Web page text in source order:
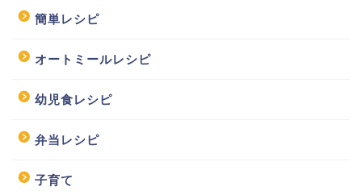
簡単レシピ
オートミールレシピ
幼児食レシピ
弁当レシピ
子育て